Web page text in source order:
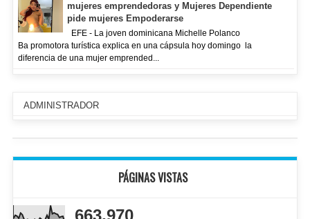
mujeres emprendedoras y Mujeres Dependiente
pide mujeres Empoderarse
EFE - La joven dominicana Michelle Polanco
Ba promotora turística explica en una cápsula hoy domingo la
diferencia de una mujer emprended...
ADMINISTRADOR
PÁGINAS VISTAS
663,970